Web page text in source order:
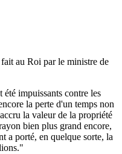
au Roi par le ministre de
impuissants contre les
la perte d'un temps non
la valeur de la propriété
bien plus grand encore,
a porté, en quelque sorte, la